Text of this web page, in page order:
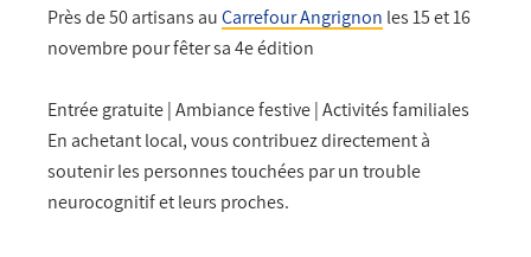
Près de 50 artisans auCarrefour Angrignon les 15 et 16
novembre pour fêter sa 4e édition
Entrée gratuite | Ambiance festive | Activités familiales
En achetant local, vous contribuez directement à
soutenir les personnes touchées par un trouble
neurocognitif et leurs proches.